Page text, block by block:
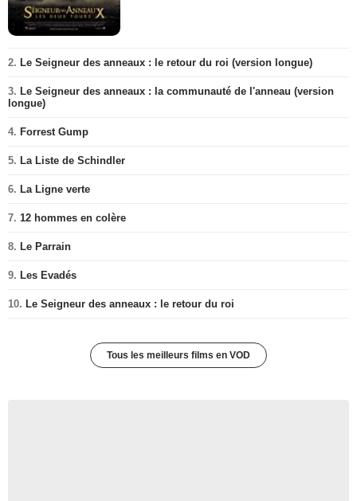
2. Le Seigneur des anneaux : le retour du roi (version longue)
3. Le Seigneur des anneaux : la communauté de l'anneau (version
longue)
4. Forrest Gump
5. La Liste de Schindler
6. La Ligne verte
7. 12 hommes en colère
8. Le Parrain
9. Les Evadés
10. Le Seigneur des anneaux : le retour du roi
Tous les meilleurs films en VOD